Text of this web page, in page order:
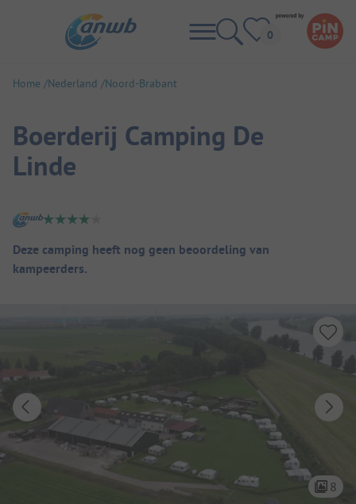
Home Nederland Noord-Brabant
Boerderij Camping De
Linde
Camping overzicht
Deze camping heeft nog geen beoordeling van
kampeerders.
8